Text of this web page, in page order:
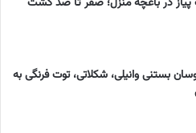
بستنی وانیلی، شکلاتی، توت فرنگی به